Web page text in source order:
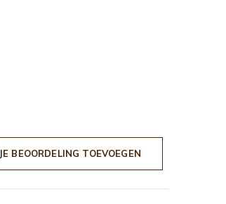
JE BEOORDELING TOEVOEGEN